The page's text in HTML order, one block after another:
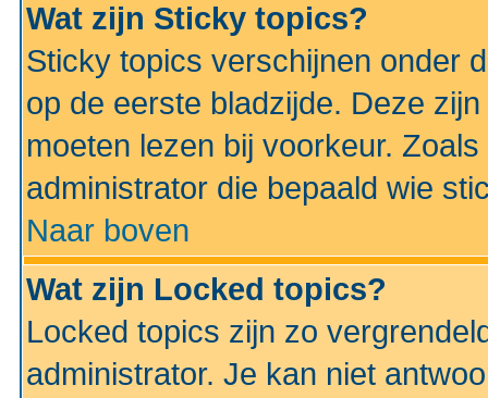
Wat zijn Sticky topics?
Sticky topics verschijnen onder
op de eerste bladzijde. Deze
moeten lezen bij voorkeur.
administrator die bepaald wie
Naar boven
Wat zijn Locked topics?
Locked topics zijn zo
administrator. Je kan niet